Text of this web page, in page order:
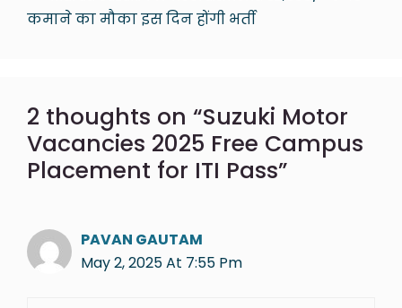
कमाने का मौका इस दिन होंगी भर्ती
2 thoughts on “Suzuki Motor
Vacancies 2025 Free Campus
Placement for ITI Pass”
PAVAN GAUTAM
May 2, 2025 At 7:55 Pm